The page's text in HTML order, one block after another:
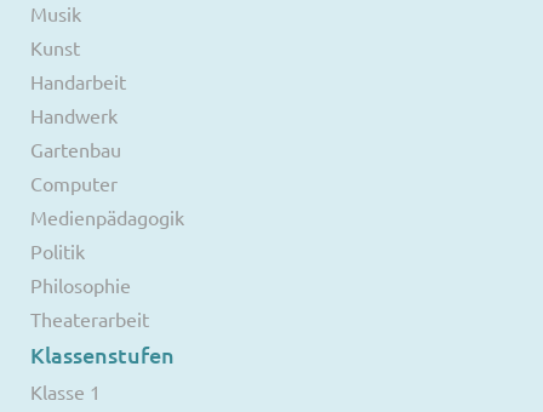
Musik
Kunst
Handarbeit
Handwerk
Gartenbau
Computer
Medienpädagogik
Politik
Philosophie
Theaterarbeit
Klassenstufen
Klasse 1